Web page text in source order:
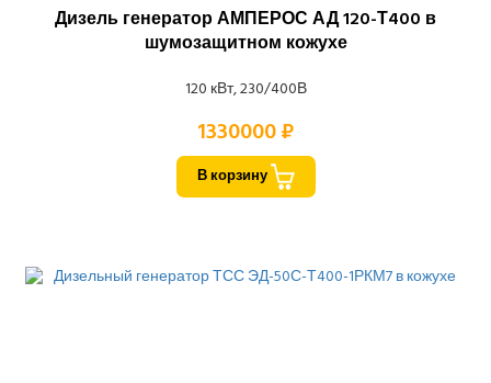
Дизель генератор АМПЕРОС АД 120-Т400 в
шумозащитном кожухе
120 кВт, 230/400В
1330000 ₽
В корзину